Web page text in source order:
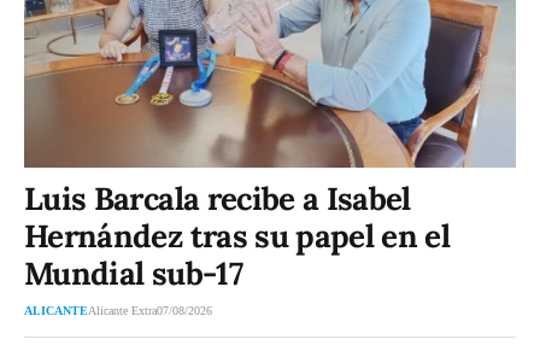
Luis Barcala recibe a Isabel
Hernández tras su papel en el
Mundial sub-17
ALICANTEAlicante Extra07/08/2026